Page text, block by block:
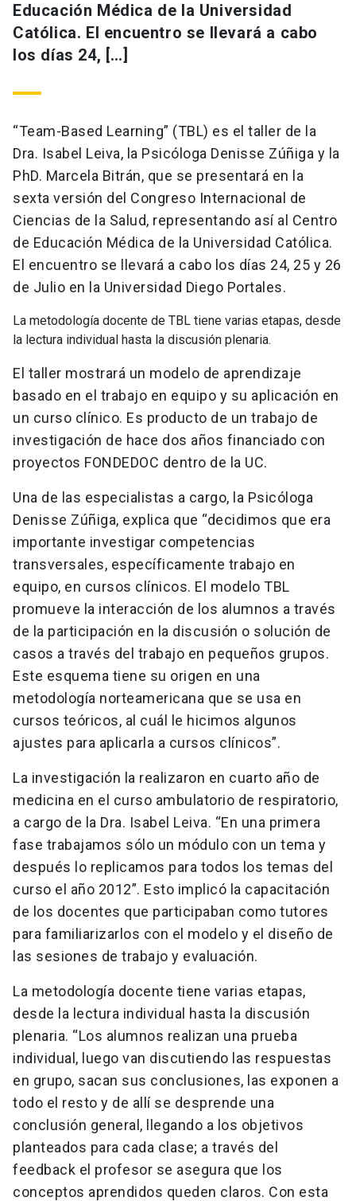
Educación Médica de la Universidad
Católica. El encuentro se llevará a cabo
los días 24, […]
“Team-Based Learning” (TBL) es el taller de la
Dra. Isabel Leiva, la Psicóloga Denisse Zúñiga y la
PhD. Marcela Bitrán, que se presentará en la
sexta versión del Congreso Internacional de
Ciencias de la Salud, representando así al Centro
de Educación Médica de la Universidad Católica.
El encuentro se llevará a cabo los días 24, 25 y 26
de Julio en la Universidad Diego Portales.
La metodología docente de TBL tiene varias etapas, desde
la lectura individual hasta la discusión plenaria.
El taller mostrará un modelo de aprendizaje
basado en el trabajo en equipo y su aplicación en
un curso clínico. Es producto de un trabajo de
investigación de hace dos años financiado con
proyectos FONDEDOC dentro de la UC.
Una de las especialistas a cargo, la Psicóloga
Denisse Zúñiga, explica que “decidimos que era
importante investigar competencias
transversales, específicamente trabajo en
equipo, en cursos clínicos. El modelo TBL
promueve la interacción de los alumnos a través
de la participación en la discusión o solución de
casos a través del trabajo en pequeños grupos.
Este esquema tiene su origen en una
metodología norteamericana que se usa en
cursos teóricos, al cuál le hicimos algunos
ajustes para aplicarla a cursos clínicos”.
La investigación la realizaron en cuarto año de
medicina en el curso ambulatorio de respiratorio,
a cargo de la Dra. Isabel Leiva. “En una primera
fase trabajamos sólo un módulo con un tema y
después lo replicamos para todos los temas del
curso el año 2012”. Esto implicó la capacitación
de los docentes que participaban como tutores
para familiarizarlos con el modelo y el diseño de
las sesiones de trabajo y evaluación.
La metodología docente tiene varias etapas,
desde la lectura individual hasta la discusión
plenaria. “Los alumnos realizan una prueba
individual, luego van discutiendo las respuestas
en grupo, sacan sus conclusiones, las exponen a
todo el resto y de allí se desprende una
conclusión general, llegando a los objetivos
planteados para cada clase; a través del
feedback el profesor se asegura que los
conceptos aprendidos queden claros. Con esta